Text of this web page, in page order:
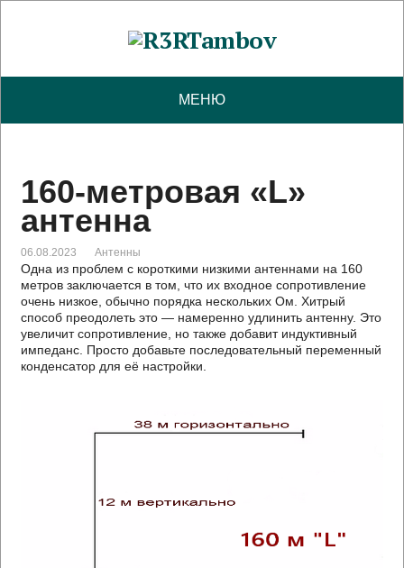
МЕНЮ
160-метровая «L»
антенна
06.08.2023 Антенны
Одна из проблем с короткими низкими антеннами на 160
метров заключается в том, что их входное сопротивление
очень низкое, обычно порядка нескольких Ом. Хитрый
способ преодолеть это — намеренно удлинить антенну. Это
увеличит сопротивление, но также добавит индуктивный
импеданс. Просто добавьте последовательный переменный
конденсатор для её настройки.